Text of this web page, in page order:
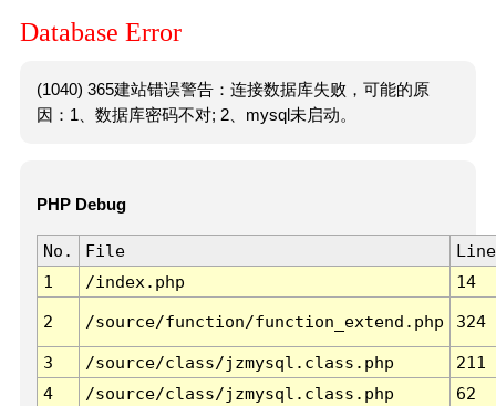
Database Error
(1040) 365建站错误警告：连接数据库失败，可能的原
因：1、数据库密码不对; 2、mysql未启动。
PHP Debug
No. File
Line
1
/index.php 14
2 /source/function/function_extend.php 324
3 /source/class/jzmysql.class.php
211
4
/source/class/jzmysql.class.php
62